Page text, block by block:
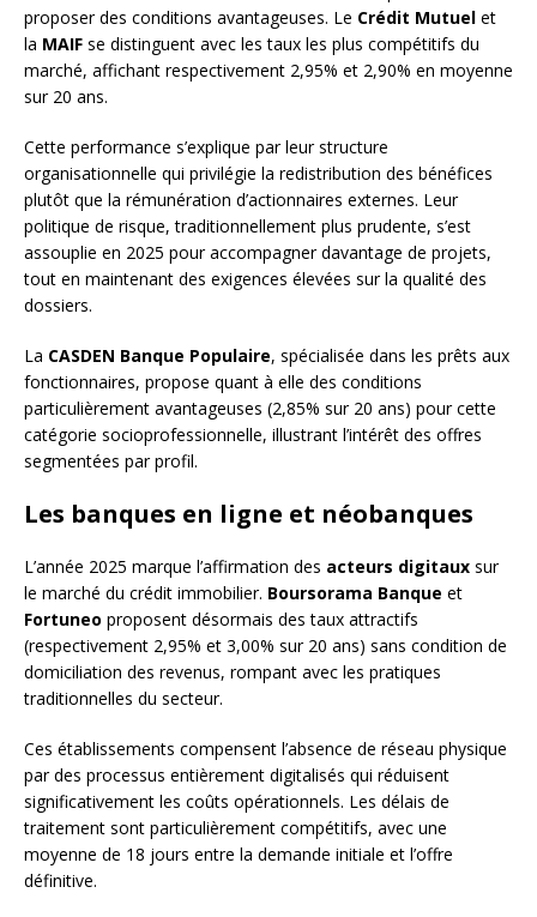
proposer des conditions avantageuses. Le Crédit Mutuel et
la MAIF se distinguent avec les taux les plus compétitifs du
marché, affichant respectivement 2,95% et 2,90% en moyenne
sur 20 ans.
Cette performance s’explique par leur structure
organisationnelle qui privilégie la redistribution des bénéfices
plutôt que la rémunération d’actionnaires externes. Leur
politique de risque, traditionnellement plus prudente, s’est
assouplie en 2025 pour accompagner davantage de projets,
tout en maintenant des exigences élevées sur la qualité des
dossiers.
La CASDEN Banque Populaire, spécialisée dans les prêts aux
fonctionnaires, propose quant à elle des conditions
particulièrement avantageuses (2,85% sur 20 ans) pour cette
catégorie socioprofessionnelle, illustrant l’intérêt des offres
segmentées par profil.
Les banques en ligne et néobanques
L’année 2025 marque l’affirmation des acteurs digitaux sur
le marché du crédit immobilier. Boursorama Banque et
Fortuneo proposent désormais des taux attractifs
(respectivement 2,95% et 3,00% sur 20 ans) sans condition de
domiciliation des revenus, rompant avec les pratiques
traditionnelles du secteur.
Ces établissements compensent l’absence de réseau physique
par des processus entièrement digitalisés qui réduisent
significativement les coûts opérationnels. Les délais de
traitement sont particulièrement compétitifs, avec une
moyenne de 18 jours entre la demande initiale et l’offre
définitive.